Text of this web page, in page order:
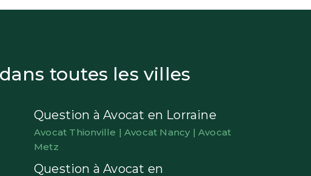
toutes les villes
Question à Avocat en Lorraine
Avocat Thionville | Avocat Nancy | Avocat
Metz
Question à Avocat en